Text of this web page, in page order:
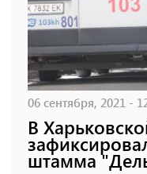
06 сентября, 2021 -
В
штамма